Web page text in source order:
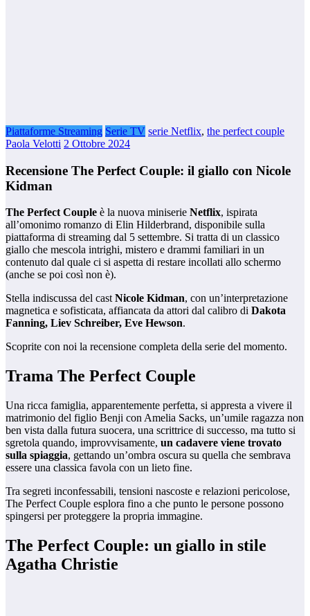
Piattaforme Streaming Serie TV serie Netflix, the perfect couple
Paola Velotti 2 Ottobre 2024
Recensione The Perfect Couple: il giallo con Nicole
Kidman
The Perfect Couple è la nuova miniserie Netflix, ispirata
all’omonimo romanzo di Elin Hilderbrand, disponibile sulla
piattaforma di streaming dal 5 settembre. Si tratta di un classico
giallo che mescola intrighi, mistero e drammi familiari in un
contenuto dal quale ci si aspetta di restare incollati allo schermo
(anche se poi così non è).
Stella indiscussa del castNicole Kidman, con un’interpretazione
magnetica e sofisticata, affiancata da attori dal calibro di Dakota
Fanning, Liev Schreiber, Eve Hewson.
Scoprite con noi la recensione completa della serie del momento.
Trama The Perfect Couple
Una ricca famiglia, apparentemente perfetta, si appresta a vivere il
matrimonio del figlio Benji con Amelia Sacks, un’umile ragazza non
ben vista dalla futura suocera, una scrittrice di successo, ma tutto si
sgretola quando, improvvisamente, un cadavere viene trovato
sulla spiaggia, gettando un’ombra oscura su quella che sembrava
essere una classica favola con un lieto fine.
Tra segreti inconfessabili, tensioni nascoste e relazioni pericolose,
The Perfect Couple esplora fino a che punto le persone possono
spingersi per proteggere la propria immagine.
The Perfect Couple: un giallo in stile
Agatha Christie